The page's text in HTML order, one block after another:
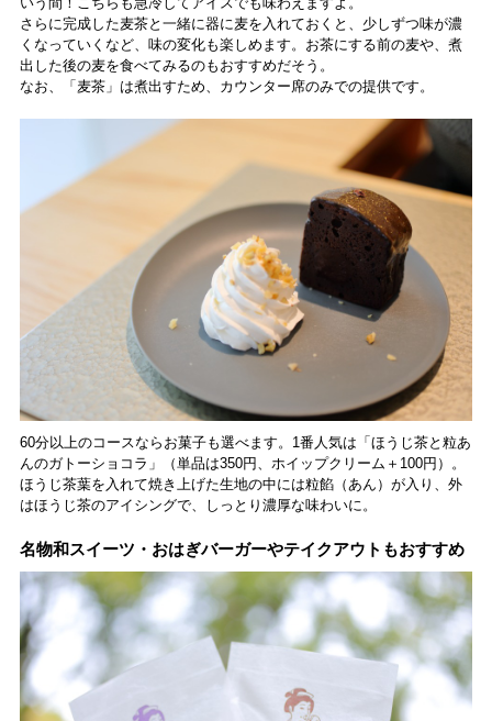
さらに完成した麦茶と一緒に器に麦を入れておくと、少しずつ味が濃
くなっていくなど、味の変化も楽しめます。お茶にする前の麦や、煮
出した後の麦を食べてみるのもおすすめだそう。
なお、「麦茶」は煮出すため、カウンター席のみでの提供です。
60分以上のコースならお菓子も選べます。1番人気は「ほうじ茶と粒あ
んのガトーショコラ」（単品は350円、ホイップクリーム＋100円）。
ほうじ茶葉を入れて焼き上げた生地の中には粒餡（あん）が入り、外
はほうじ茶のアイシングで、しっとり濃厚な味わいに。
名物和スイーツ・おはぎバーガーやテイクアウトもおすすめ